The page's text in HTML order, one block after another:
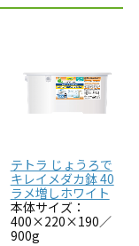
テトラ じょうろで
キレイメダカ鉢 40
ラメ増しホワイト
本体サイズ：
400×220×190／
900g